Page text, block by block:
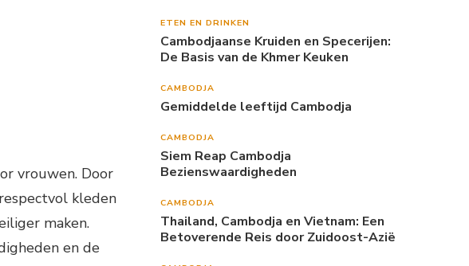
vrouwen. Door
kleden
maken.
en de
ETEN EN DRINKEN
Cambodjaanse Kruiden en Specerijen:
De Basis van de Khmer Keuken
CAMBODJA
Gemiddelde leeftijd Cambodja
CAMBODJA
Siem Reap Cambodja
Bezienswaardigheden
CAMBODJA
Thailand, Cambodja en Vietnam: Een
Betoverende Reis door Zuidoost-Azië